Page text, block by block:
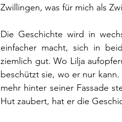
Zwillingen, was für mich als
Die Geschichte wird in
einfacher macht, sich in
ziemlich gut. Wo Lilja
beschützt sie, wo er nur
mehr hinter seiner Fassade
Hut zaubert, hat er die